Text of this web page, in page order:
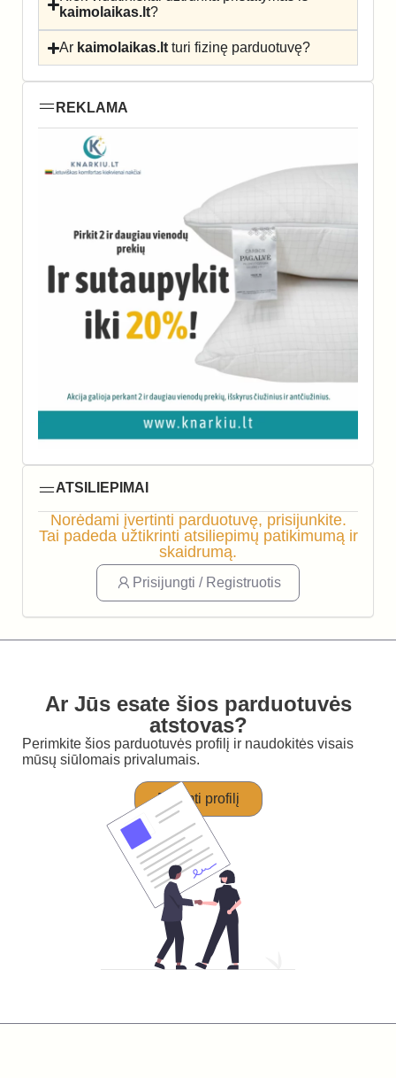
kaimolaikas.lt?
Ar kaimolaikas.lt turi fizinę parduotuvę?
REKLAMA
ATSILIEPIMAI
Norėdami įvertinti parduotuvę, prisijunkite.
Tai padeda užtikrinti atsiliepimų patikimumą ir
skaidrumą.
Prisijungti / Registruotis
Ar Jūs esate šios parduotuvės
atstovas?
Perimkite šios parduotuvės profilį ir naudokitės visais
mūsų siūlomais privalumais.
Perimti profilį